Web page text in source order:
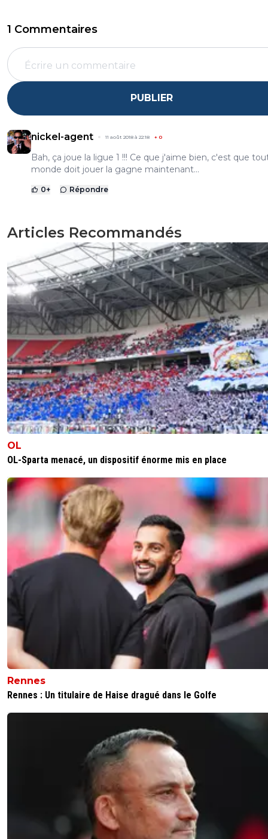
1 Commentaires
PUBLIER
nickel-agent 11 août 2018 à 22:18 + 0
Bah, ça joue la ligue 1 !!! Ce que j'aime bien, c'est que
monde doit jouer la gagne maintenant...
0+ Répondre
Articles Recommandés
OL
OL-Sparta menacé, un dispositif énorme mis en place
Rennes
Rennes : Un titulaire de Haise dragué dans le Golfe